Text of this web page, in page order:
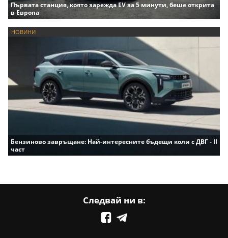
Първата станция, която зарежда EV за 5 минути, беше открита
в Европа
НОВИНИ
Бензиново завръщане: Най-интересните бъдещи коли с ДВГ - II
част
Следвай ни в: